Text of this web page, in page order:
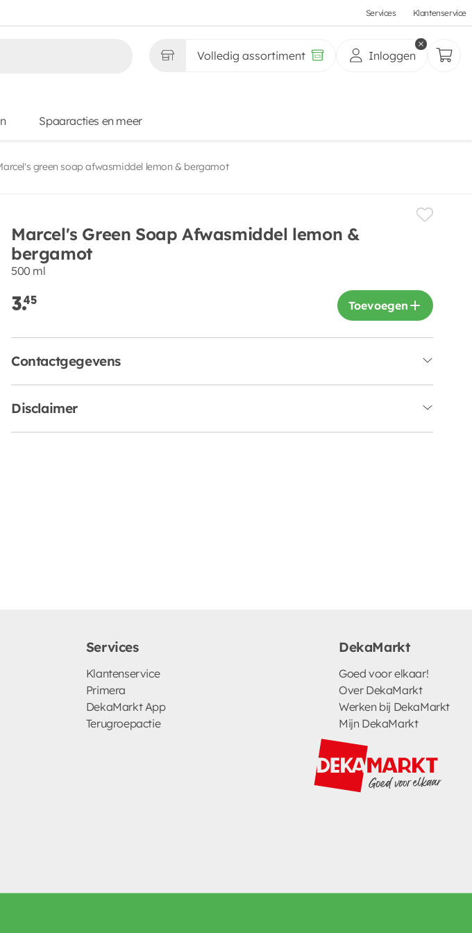
Services Klantenservice
Volledig assortiment Inloggen
Spaaracties en meer
green soap afwasmiddel lemon & bergamot
Marcel's Green Soap Afwasmiddel lemon &
bergamot
500 ml
3.45 Toevoegen
Contactgegevens
Disclaimer
Services
Klantenservice
Primera
DekaMarkt App
Terugroepactie
DekaMarkt
Goed voor elkaar!
Over DekaMarkt
Werken bij DekaMarkt
Mijn DekaMarkt